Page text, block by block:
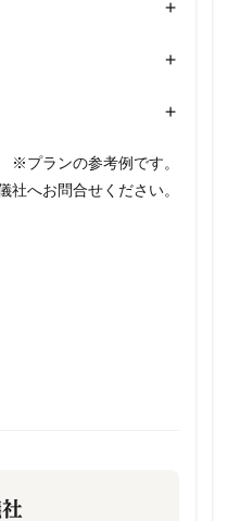
+
+
+
※プランの参考例です。
社へお問合せください。